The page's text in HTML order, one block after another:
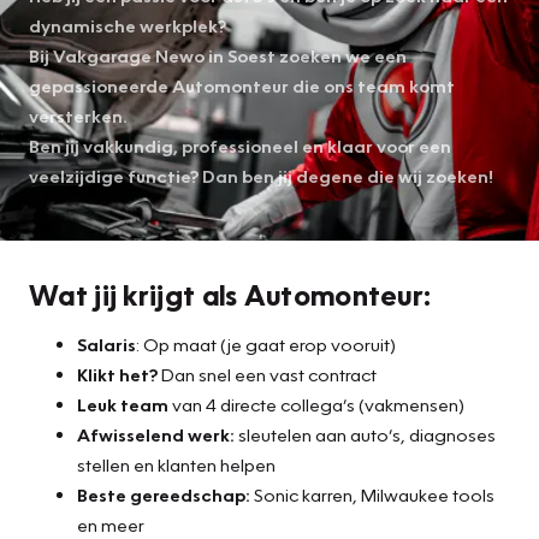
dynamische werkplek?
Bij Vakgarage Newo in Soest zoeken we een
gepassioneerde Automonteur die ons team komt
versterken.
Ben jij vakkundig, professioneel en klaar voor een
veelzijdige functie? Dan ben jij degene die wij zoeken!
Wat jij krijgt als Automonteur:
Salaris: Op maat (je gaat erop vooruit)
Klikt het?Dan snel een vast contract
Leuk team van 4 directe collega’s (vakmensen)
Afwisselend werk: sleutelen aan auto’s, diagnoses
stellen en klanten helpen
Beste gereedschap: Sonic karren, Milwaukee tools
en meer